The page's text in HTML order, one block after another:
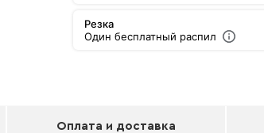
Резка
Один бесплатный распил
Оплата и доставка